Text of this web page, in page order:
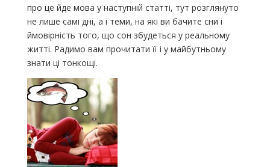
про це йде мова у наступній статті, тут розглянуто
не лише самі дні, а і теми, на які ви бачите сни і
ймовірність того, що сон збудеться у реальному
житті. Радимо вам прочитати її і у майбутньому
знати ці тонкощі.